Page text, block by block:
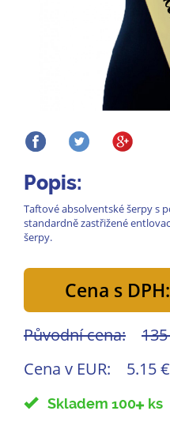
Popis:
Taftové absolventské šerpy s
standardně zastřižené
šerpy.
Cena s DPH:
Původní cena:
Cena v EUR:
5.15 €
Skladem 100 ks